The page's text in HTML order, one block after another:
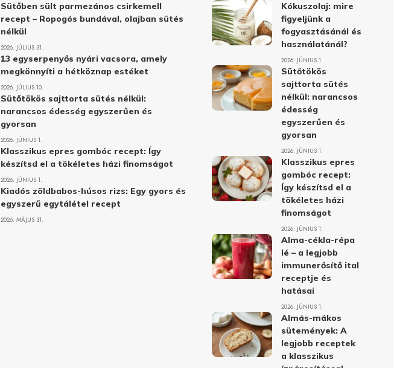
Sütőben sült parmezános csirkemell
recept – Ropogós bundával, olajban sütés
nélkül
2026. JÚLIUS 31.
13 egyserpenyős nyári vacsora, amely
megkönnyíti a hétköznap estéket
2026. JÚLIUS 10.
Sütőtökös sajttorta sütés nélkül:
narancsos édesség egyszerűen és
gyorsan
2026. JÚNIUS 1.
Klasszikus epres gombóc recept: Így
készítsd el a tökéletes házi finomságot
2026. JÚNIUS 1.
Kiadós zöldbabos-húsos rizs: Egy gyors és
egyszerű egytálétel recept
2026. MÁJUS 31.
Kókuszolaj: mire
figyeljünk a
fogyasztásánál és
használatánál?
2026. JÚNIUS 1.
Sütőtökös
sajttorta sütés
nélkül: narancsos
édesség
egyszerűen és
gyorsan
2026. JÚNIUS 1.
Klasszikus epres
gombóc recept:
Így készítsd el a
tökéletes házi
finomságot
2026. JÚNIUS 1.
Alma-cékla-répa
lé – a legjobb
immunerősítő ital
receptje és
hatásai
2026. JÚNIUS 1.
Almás-mákos
sütemények: A
legjobb receptek
a klasszikus